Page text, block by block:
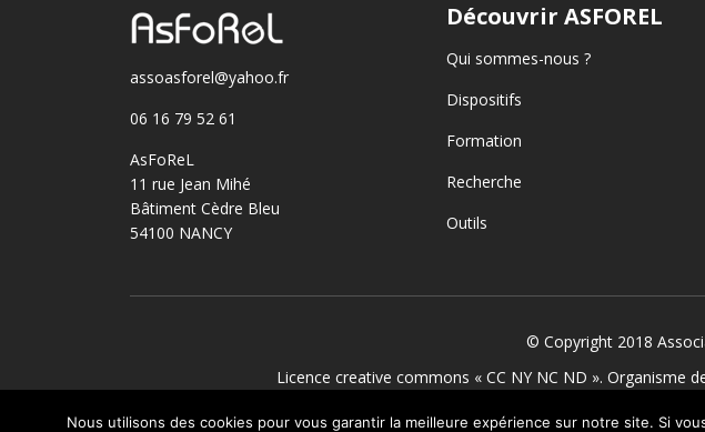
assoasforel@yahoo.fr
06 16 79 52 61
AsFoReL
11 rue Jean Mihé
Bâtiment Cèdre Bleu
54100 NANCY
Découvrir ASFOREL
Qui sommes-nous ?
Dispositifs
Formation
Recherche
Outils
© Copyright 2018
Licence creative commons « CC NY NC ND ». Organisme
Nous utilisons des cookies pour vous garantir la meilleure expérience sur notre site. Si